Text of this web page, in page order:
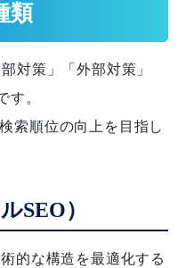
類
対策」「外部対策」
す。
索順位の向上を目指し
SEO）
的な構造を最適化する